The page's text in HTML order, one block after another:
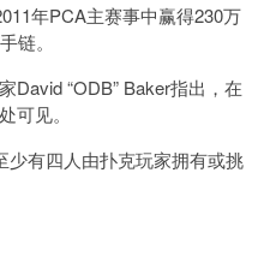
年PCA主赛事中赢得230万
链。
David “ODB” Baker指出，在
可见。
少有四人由扑克玩家拥有或挑